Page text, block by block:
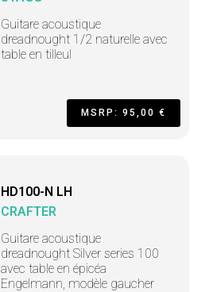
Guitare acoustique
dreadnought 1/2 naturelle avec
table en tilleul
MSRP: 95,00 €
HD100-N LH
CRAFTER
Guitare acoustique
dreadnought Silver series 100
avec table en épicéa
Engelmann, modèle gaucher